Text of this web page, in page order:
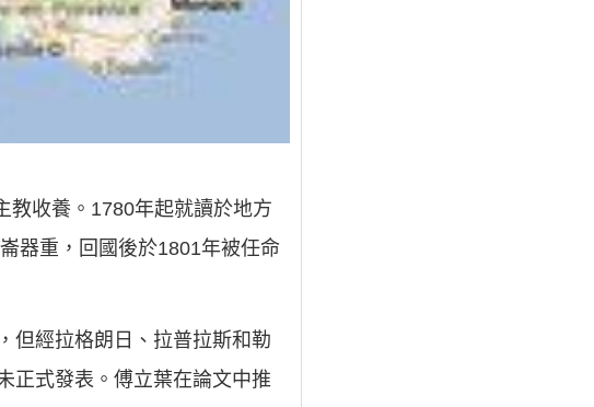
教收養。1780年起就讀於地方
器重，回國後於1801年被任命
但經拉格朗日、拉普拉斯和勒
正式發表。傅立葉在論文中推